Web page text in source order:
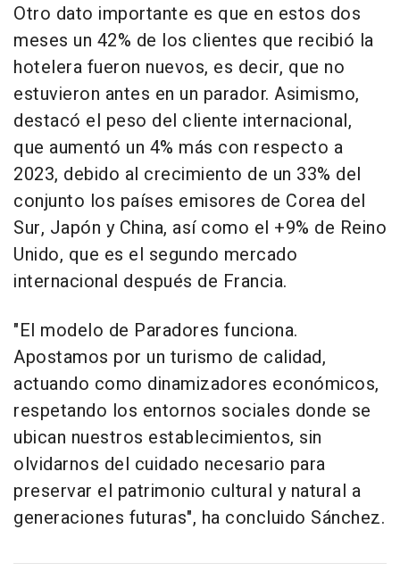
Otro dato importante es que en estos dos
meses un 42% de los clientes que recibió la
hotelera fueron nuevos, es decir, que no
estuvieron antes en un parador. Asimismo,
destacó el peso del cliente internacional,
que aumentó un 4% más con respecto a
2023, debido al crecimiento de un 33% del
conjunto los países emisores de Corea del
Sur, Japón y China, así como el +9% de Reino
Unido, que es el segundo mercado
internacional después de Francia.
"El modelo de Paradores funciona.
Apostamos por un turismo de calidad,
actuando como dinamizadores económicos,
respetando los entornos sociales donde se
ubican nuestros establecimientos, sin
olvidarnos del cuidado necesario para
preservar el patrimonio cultural y natural a
generaciones futuras", ha concluido Sánchez.